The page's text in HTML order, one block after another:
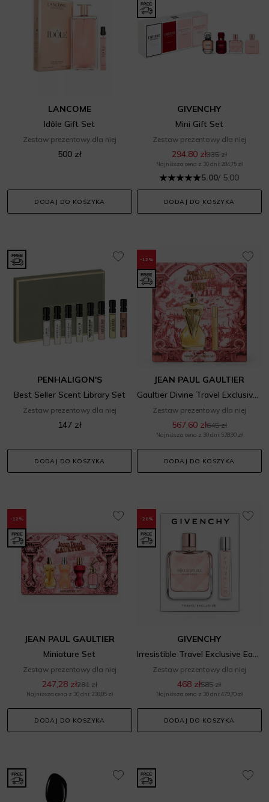
LANCOME
Idôle Gift Set
Zestaw prezentowy dla niej
500 zł
DODAJ DO KOSZYKA
GIVENCHY
Mini Gift Set
Zestaw prezentowy dla niej
294,80 zł335 zł
Najniższa cena z 30 dni: 284,75 zł
5.00/ 5.00
DODAJ DO KOSZYKA
PENHALIGON'S
Best Seller Scent Library Set
Zestaw prezentowy dla niej
147 zł
DODAJ DO KOSZYKA
-12%
JEAN PAUL GAULTIER
Gaultier Divine Travel Exclusive Set
Zestaw prezentowy dla niej
567,60 zł645 zł
Najniższa cena z 30 dni: 528,90 zł
DODAJ DO KOSZYKA
-12%
JEAN PAUL GAULTIER
Miniature Set
Zestaw prezentowy dla niej
247,28 zł281 zł
Najniższa cena z 30 dni: 238,85 zł
DODAJ DO KOSZYKA
-20%
GIVENCHY
Irresistible Travel Exclusive Eau de Parfum Set
Zestaw prezentowy dla niej
468 zł585 zł
Najniższa cena z 30 dni: 479,70 zł
DODAJ DO KOSZYKA